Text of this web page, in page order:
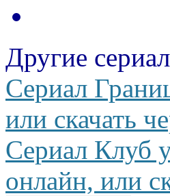
Другие
Сериал
или скачать
Сериал Клуб
онлайн, или